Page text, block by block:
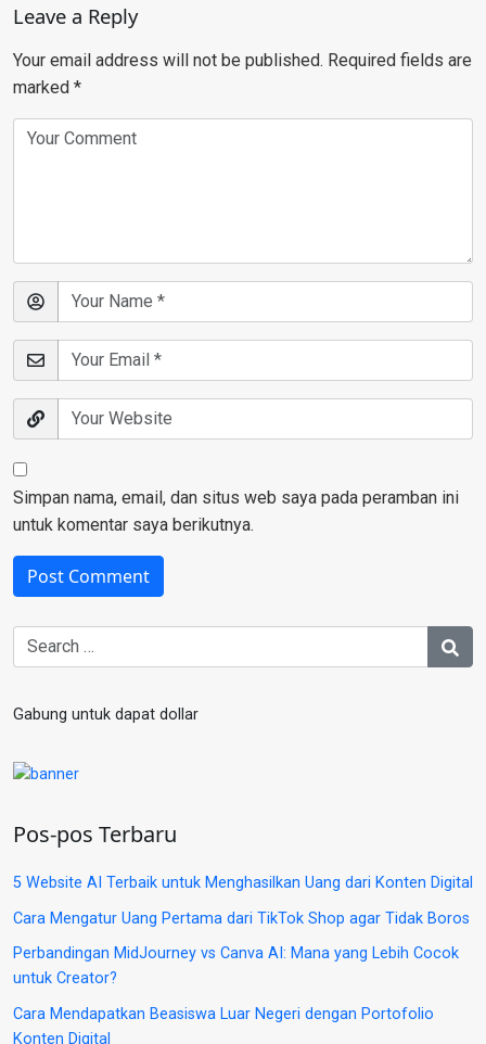
Leave a Reply
Your email address will not be published. Required fields are
marked *
Simpan nama, email, dan situs web saya pada peramban ini
untuk komentar saya berikutnya.
Gabung untuk dapat dollar
Pos-pos Terbaru
5 Website AI Terbaik untuk Menghasilkan Uang dari Konten Digital
Cara Mengatur Uang Pertama dari TikTok Shop agar Tidak Boros
Perbandingan MidJourney vs Canva AI: Mana yang Lebih Cocok
untuk Creator?
Cara Mendapatkan Beasiswa Luar Negeri dengan Portofolio
Konten Digital